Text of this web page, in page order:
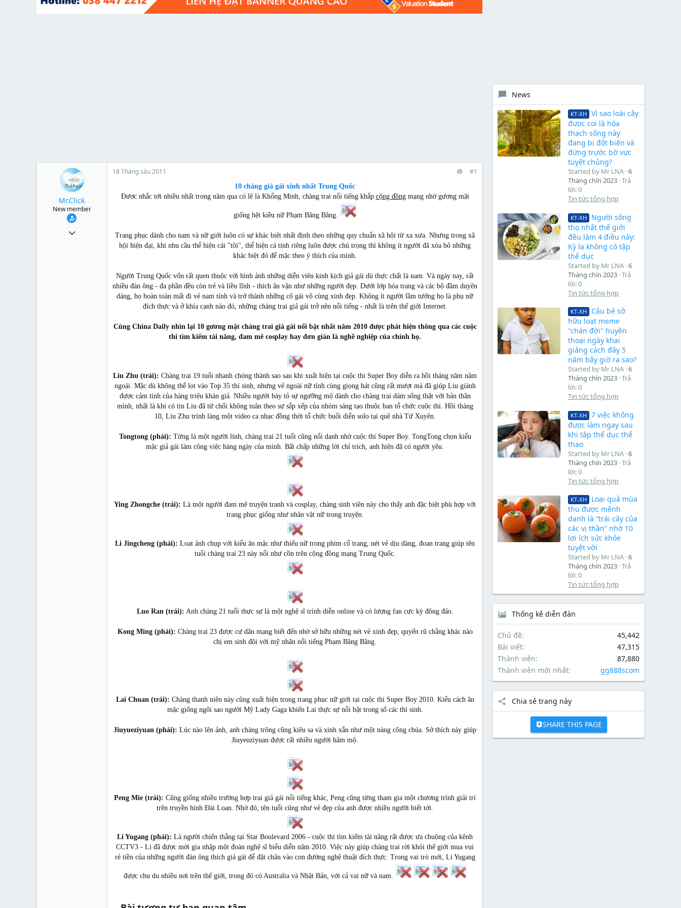
t
Mr.Click
New member
18 Tháng sáu 2011 #1
10 chàng giả gái xinh nhất Trung Quốc
Được nhắc tới nhiều nhất trong năm qua có lẽ là Khổng Minh, chàng trai nổi tiếng khắp cộng đồngmạng nhờ gương mặt
giống hệt kiều nữ Phạm Băng Băng.
Trang phục dành cho nam và nữ giới luôn có sự khác biệt nhất định theo những quy chuẩn xã hội từ xa xưa. Nhưng trong xã
hội hiện đại, khi nhu cầu thể hiện cái "tôi", thể hiện cá tính riêng luôn được chú trọng thì không ít người đã xóa bỏ những
khác biệt đó để mặc theo ý thích của mình.
Người Trung Quốc vốn rất quen thuộc với hình ảnh những diễn viên kinh kịch giả gái dù thực chất là nam. Và ngày nay, rất
nhiều đàn ông - đa phần đều còn trẻ và liều lĩnh - thích ăn vận như những người đẹp. Dưới lớp hóa trang và các bộ đầm duyên
dáng, họ hoàn toàn mất đi vẻ nam tính và trở thành những cô gái vô cùng xinh đẹp. Không ít người lầm tưởng họ là phụ nữ
đích thực và ở khía cạnh nào đó, những chàng trai giả gái trở nên nổi tiếng - nhất là trên thế giới Internet.
Cùng China Daily nhìn lại 10 gương mặt chàng trai giả gái nổi bật nhất năm 2010 được phát hiện thông qua các cuộc
thi tìm kiếm tài năng, đam mê cosplay hay đơn giản là nghề nghiệp của chính họ.
Liu Zhu (trái): Chàng trai 19 tuổi nhanh chóng thành sao sau khi xuất hiện tại cuộc thi Super Boy diễn ra hồi tháng năm năm
ngoái. Mặc dù không thể lọt vào Top 35 thí sinh, nhưng vẻ ngoài nữ tính cùng giọng hát cũng rất mượt mà đã giúp Liu giành
được cảm tình của hàng triệu khán giả. Nhiều người bày tỏ sự ngưỡng mộ dành cho chàng trai dám sống thật với bản thân
mình, nhất là khi có tin Liu đã từ chối không tuân theo sự sắp xếp của nhóm sáng tạo thuộc ban tổ chức cuộc thi. Hồi tháng
10, Liu Zhu trình làng một video ca nhạc đồng thời tổ chức buổi diễn solo tại quê nhà Tứ Xuyên.
Tongtong (phải): Từng là một người lính, chàng trai 21 tuổi cũng nổi danh nhờ cuộc thi Super Boy. TongTong chọn kiểu
mặc giả gái làm công việc hàng ngày của mình. Bất chấp những lời chỉ trích, anh hiện đã có người yêu.
Ying Zhongche (trái): Là một người đam mê truyện tranh và cosplay, chàng sinh viên này cho thấy anh đặc biệt phù hợp với
trang phục giống như nhân vật nữ trong truyện.
Li Jingcheng (phải): Loạt ảnh chụp với kiểu ăn mặc như thiếu nữ trong phim cổ trang, nét vẻ dịu dàng, đoan trang giúp tên
tuổi chàng trai 23 này nổi như cồn trên cộng đồng mạng Trung Quốc.
Luo Ran (trái): Anh chàng 21 tuổi thực sự là một nghệ sĩ trình diễn online và có lượng fan cực kỳ đông đảo.
Kong Ming (phải): Chàng trai 23 được cư dân mạng biết đến nhờ sở hữu những nét vẻ xinh đẹp, quyến rũ chẳng khác nào
chị em sinh đôi với mỹ nhân nổi tiếng Phạm Băng Băng.
Lai Chuan (trái): Chàng thanh niên này cũng xuất hiện trong trang phục nữ giới tại cuộc thi Super Boy 2010. Kiểu cách ăn
mặc giống ngôi sao người Mỹ Lady Gaga khiến Lai thực sự nổi bật trong số các thí sinh.
Jiuyueziyuan (phải): Lúc nào lên ảnh, anh chàng trông cũng kiêu sa và xinh xắn như một nàng công chúa. Sở thích này giúp
Jiuyeuziyuan được rất nhiều người hâm mộ.
Peng Mie (trái): Cũng giống nhiều trường hợp trai giả gái nổi tiếng khác, Peng cũng từng tham gia một chương trình giải trí
trên truyền hình Đài Loan. Nhờ đó, tên tuổi cũng như vẻ đẹp của anh được nhiều người biết tới.
Li Yugang (phải): Là người chiến thắng tại Star Boulevard 2006 - cuộc thi tìm kiếm tài năng rất được ưa chuộng của kênh
CCTV3 - Li đã được mời gia nhập một đoàn nghệ sĩ biểu diễn năm 2010. Việc này giúp chàng trai rời khỏi thế giới mua vui
rẻ tiền của những người đàn ông thích giả gái để đặt chân vào con đường nghệ thuật đích thực. Trong vai trò mới, Li Yugang
được chu du nhiều nơi trên thế giới, trong đó có Australia và Nhật Bản, với cả vai nữ và nam.
News
KT-XH
Vì sao loài cây
được coi là hóa
thạch sống này
đang bị đột biến và
đứng trước bờ vực
tuyệt chủng?
Started by Mr LNA 6
Tháng chín 2023 Trả
lời: 0
Tin tức tổng hợp
KT-XH
Người sống
thọ nhất thế giới
đều làm 4 điều này:
Kỳ lạ không có tập
thể dục
Started by Mr LNA 6
Tháng chín 2023 Trả
lời: 0
Tin tức tổng hợp
KT-XH
Cậu bé sở
hữu loạt meme
"chán đời" huyền
thoại ngày khai
giảng cách đây 5
năm bây giờ ra sao?
Started by Mr LNA 6
Tháng chín 2023 Trả
lời: 0
Tin tức tổng hợp
KT-XH
7 việc không
được làm ngay sau
khi tập thể dục thể
thao
Started by Mr LNA 6
Tháng chín 2023 Trả
lời: 0
Tin tức tổng hợp
KT-XH
Loại quả mùa
thu được mệnh
danh là “trái cây của
các vị thần” nhờ 10
lợi ích sức khỏe
tuyệt vời
Started by Mr LNA 6
Tháng chín 2023 Trả
lời: 0
Tin tức tổng hợp
Thống kê diễn đàn
Chủ đề
45,442
Bài viết
47,315
Thành viên
87,880
Thành viên mới nhất
gg888scom
Chia sẻ trang này
SHARE THIS PAGE